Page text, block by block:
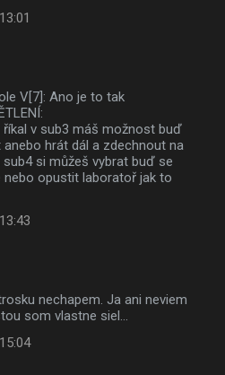
V[7]: Ano je to tak
říkal v sub3 máš možnost buď
hrát dál a zdechnout na
sub4 si můžeš vybrat buď se
nebo opustit laboratoř jak to
nechapem. Ja ani neviem
som vlastne siel...